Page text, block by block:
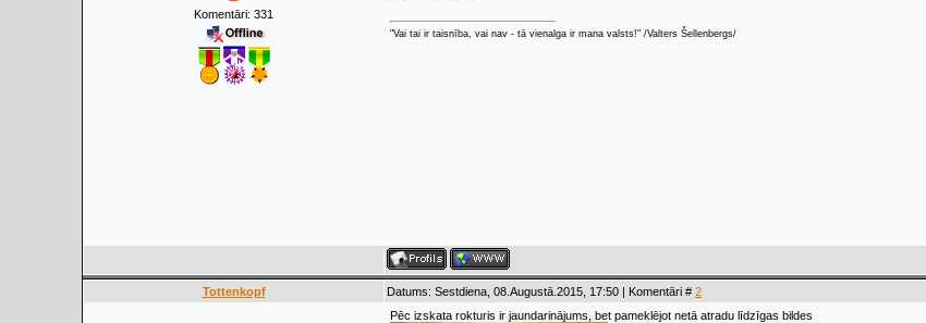
Komentāri: 331
"Vai tai ir taisnība, vai nav - tā vienalga ir mana valsts!" /Valters Šellenbergs/
Tottenkopf Datums: Sestdiena, 08.Augustā.2015, 17:50 | Komentāri # 2
Pēc izskata rokturis ir jaundarinājums, bet pameklējot netā atradu līdzīgas bildes